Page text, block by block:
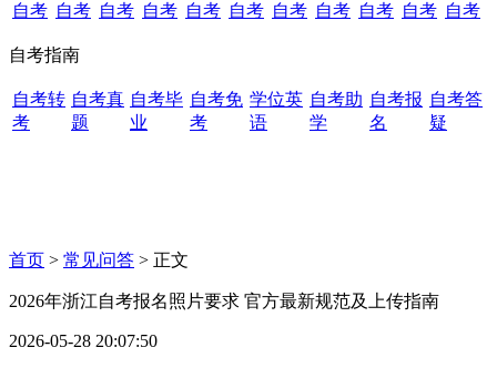
自考 自考 自考 自考 自考 自考 自考 自考 自考 自考 自考
自考指南
自考转
考
自考真
题
自考毕
业
自考免
考
学位英
语
自考助
学
自考报
名
自考答
疑
首页 > 常见问答 > 正文
2026年浙江自考报名照片要求 官方最新规范及上传指南
2026-05-28 20:07:50